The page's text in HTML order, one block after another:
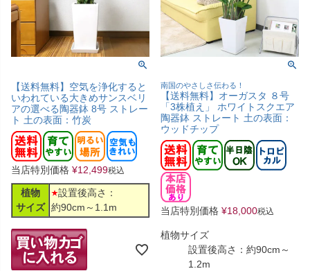
【送料無料】空気を浄化すると
いわれている大きめサンスベリ
アの選べる陶器鉢 8号 ストレー
ト 土の表面：竹炭
当店特別価格 ¥12,499税込
植物
サイズ
設置後高さ：
約90cm～1.1m
南国のやさしさ伝わる！
【送料無料】オーガスタ ８号
「3株植え」 ホワイトスクエア
陶器鉢 ストレート 土の表面：
ウッドチップ
当店特別価格 ¥18,000税込
植物サイズ
設置後高さ：約90cm～
1.2m